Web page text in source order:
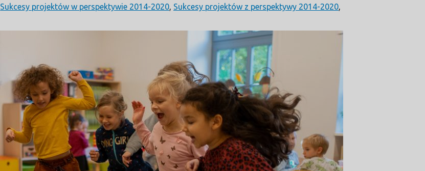
Sukcesy projektów w perspektywie 2014-2020 Sukcesy projektów z perspektywy 2014-2020